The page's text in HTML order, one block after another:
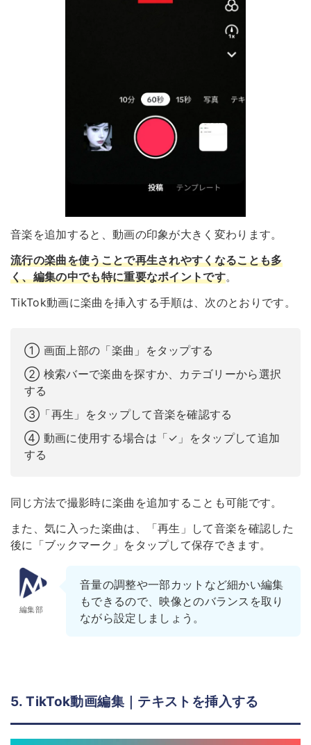
音楽を追加すると、動画の印象が大きく変わります。
流行の楽曲を使うことで再生されやすくなることも多
く、編集の中でも特に重要なポイントです。
TikTok動画に楽曲を挿入する手順は、次のとおりです。
① 画面上部の「楽曲」をタップする
② 検索バーで楽曲を探すか、カテゴリーから選択
する
③「再生」をタップして音楽を確認する
④ 動画に使用する場合は「✓」をタップして追加
する
同じ方法で撮影時に楽曲を追加することも可能です。
また、気に入った楽曲は、「再生」して音楽を確認した
後に「ブックマーク」をタップして保存できます。
編集部
音量の調整や一部カットなど細かい編集
もできるので、映像とのバランスを取り
ながら設定しましょう。
5. TikTok動画編集｜テキストを挿入する